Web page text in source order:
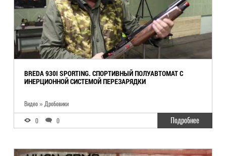
BREDA 930I SPORTING. СПОРТИВНЫЙ ПОЛУАВТОМАТ С
ИНЕРЦИОННОЙ СИСТЕМОЙ ПЕРЕЗАРЯДКИ
Видео » Дробовики
0 0 Подробнее